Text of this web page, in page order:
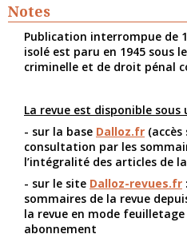
Notes
Publication interrompue de
isolé est paru en 1945 sous
criminelle et de droit pénal
La revue est disponible
- sur la base Dalloz.fr
consultation par les
l’intégralité des articles de
- sur le site Dalloz-revues.fr
sommaires de la revue
la revue en mode
abonnement